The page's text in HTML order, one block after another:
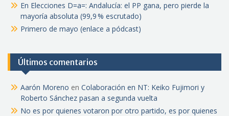
En Elecciones D=a=: Andalucía: el PP gana, pero pierde la
mayoría absoluta (99,9 % escrutado)
Primero de mayo (enlace a pódcast)
Últimos comentarios
Aarón Moreno en Colaboración en NT: Keiko Fujimori y
Roberto Sánchez pasan a segunda vuelta
No es por quienes votaron por otro partido, es por quienes